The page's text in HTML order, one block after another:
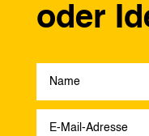
oder